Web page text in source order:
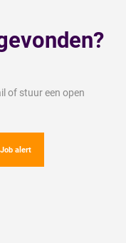
of stuur een open
Job alert